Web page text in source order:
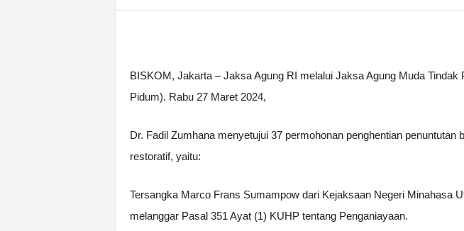
BISKOM, Jakarta – Jaksa Agung RI melalui Jaksa Agung Muda Tindak
Pidum). Rabu 27 Maret 2024,
Dr. Fadil Zumhana menyetujui 37 permohonan penghentian penuntutan
restoratif, yaitu:
Tersangka Marco Frans Sumampow dari Kejaksaan Negeri Minahasa
melanggar Pasal 351 Ayat (1) KUHP tentang Penganiayaan.